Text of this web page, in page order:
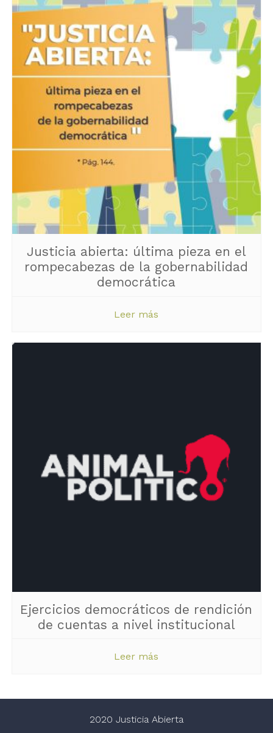
Justicia abierta: última pieza en el
rompecabezas de la gobernabilidad
democrática
Leer más
Ejercicios democráticos de rendición
de cuentas a nivel institucional
Leer más
2020 Justicia Abierta